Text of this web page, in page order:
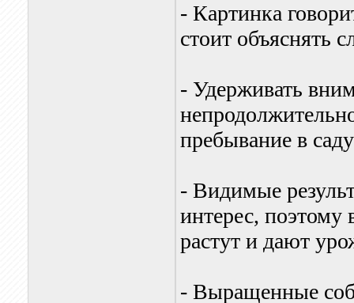
- Картинка
стоит объяснять
- Удерживать
пребывание в саду
- Видимые
интерес, поэтому
растут и дают
- Выращенные